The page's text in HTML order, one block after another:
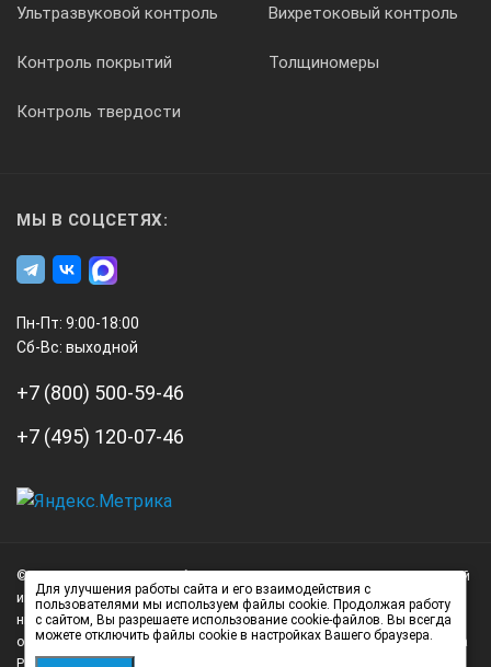
360281
150
0,02 мм/м
1,4
Ультразвуковой контроль Вихретоковый контроль
Контроль покрытий Толщиномеры
Контроль твердости
МЫ В СОЦСЕТЯХ:
Пн-Пт: 9:00-18:00
Сб-Вс: выходной
+7 (800) 500-59-46
+7 (495) 120-07-46
Нагорный
проезд
д.7
© 2026 А3 Инжиниринг Обращаем Ваше внимание на то, что данный
интернет-сайт носит исключительно информационный характер и
ни при каких условиях не является публичной офертой,
определяемой положениями статьи 437 (2) Гражданского кодекса
Российской Федерации.
Для улучшения работы сайта и его взаимодействия с
пользователями мы используем файлы cookie. Продолжая работу
с сайтом, Вы разрешаете использование cookie-файлов. Вы всегда
можете отключить файлы cookie в настройках Вашего браузера.